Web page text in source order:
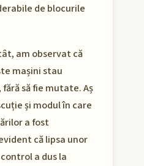
de blocurile
am observat că
mașini stau
să fie mutate. Aș
și modul în care
a fost
că lipsa unor
a dus la